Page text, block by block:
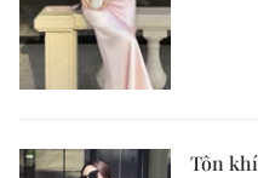
Tôn